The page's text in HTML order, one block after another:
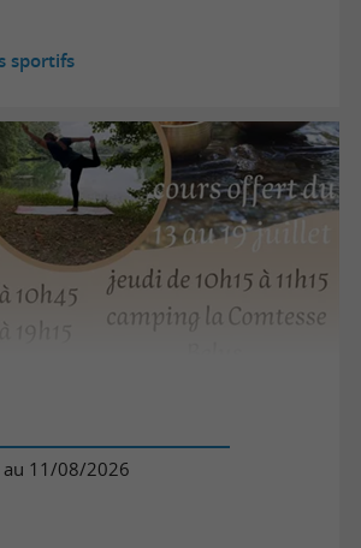
sportifs
11/08/2026